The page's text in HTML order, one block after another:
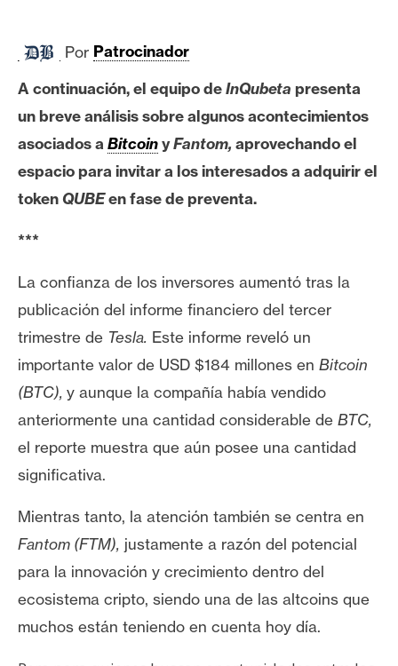
B
t
c
o
i
n
h
e
r
u
m
A
A
n
á
l
i
Por Patrocinador
A continuación, el equipo deInQubeta presenta
un breve análisis sobre algunos acontecimientos
asociados a BitcoinyFantom, aprovechando el
espacio para invitar a los interesados a adquirir el
tokenQUBEen fase de preventa.
***
La confianza de los inversores aumentó tras la
publicación del informe financiero del tercer
trimestre de Tesla. Este informe reveló un
importante valor de USD $184 millones en Bitcoin
(BTC), y aunque la compañía había vendido
anteriormente una cantidad considerable de BTC,
el reporte muestra que aún posee una cantidad
significativa.
Mientras tanto, la atención también se centra en
Fantom (FTM), justamente a razón del potencial
para la innovación y crecimiento dentro del
ecosistema cripto, siendo una de las altcoins que
muchos están teniendo en cuenta hoy día.